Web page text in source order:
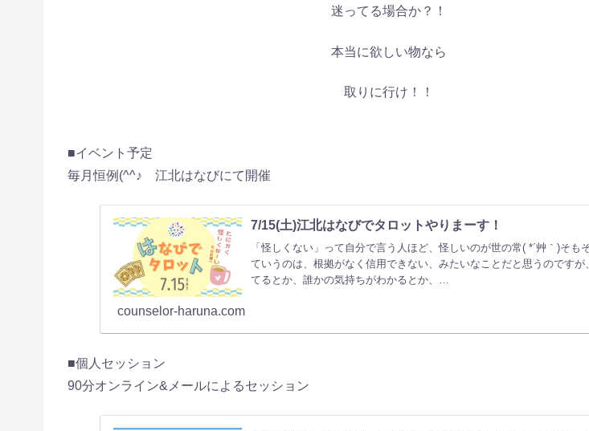
迷ってる場合か？！
本当に欲しい物なら
取りに行け！！
■イベント予定
毎月恒例(^^♪ 江北はなびにて開催
7/15(土)江北はなびでタロットやりまーす！
「怪しくない」って自分で言う人ほど、怪しいのが世の常( *´艸｀)そも
ていうのは、根拠がなく信用できない、みたいなことだと思うのですが
てるとか、誰かの気持ちがわかるとか、…
counselor-haruna.com
■個人セッション
90分オンライン&メールによるセッション